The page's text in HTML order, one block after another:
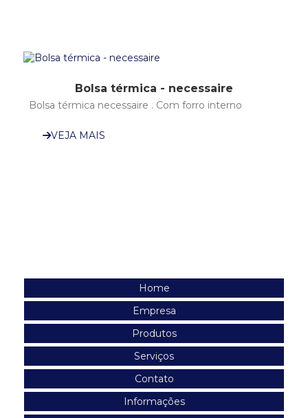
Bolsa térmica - necessaire
Bolsa térmica necessaire . Com forro interno
VEJA MAIS
Home
Empresa
Produtos
Serviços
Contato
Informações